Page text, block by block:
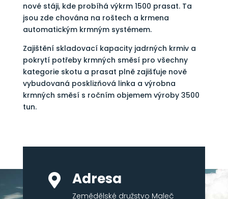
nové stáji, kde probíhá výkrm 1500 prasat. Ta
jsou zde chována na roštech a krmena
automatickým krmným systémem.
Zajištění skladovací kapacity jadrných krmiv a
pokrytí potřeby krmných směsí pro všechny
kategorie skotu a prasat plně zajišťuje nově
vybudovaná posklizňová linka a výrobna
krmných směsí s ročním objemem výroby 3500
tun.
 Adresa
Zemědělské družstvo Maleč